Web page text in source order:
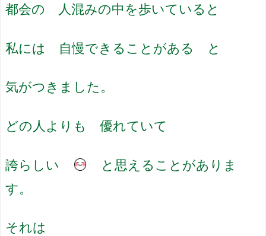
都会の 人混みの中を歩いていると
私には 自慢できることがある と
気がつきました。
どの人よりも 優れていて
誇らしい
と思えることがありま
す。
それは